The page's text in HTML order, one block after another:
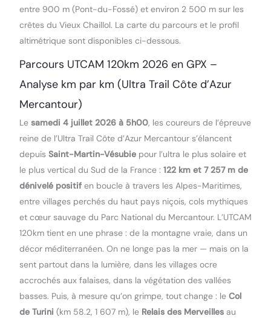
entre 900 m (Pont-du-Fossé) et environ 2 500 m sur les
crêtes du Vieux Chaillol. La carte du parcours et le profil
altimétrique sont disponibles ci-dessous.
Parcours UTCAM 120km 2026 en GPX –
Analyse km par km (Ultra Trail Côte d’Azur
Mercantour)
Le samedi 4 juillet 2026 à 5h00, les coureurs de l’épreuve
reine de l’Ultra Trail Côte d’Azur Mercantour s’élancent
depuis Saint-Martin-Vésubiepour l’ultra le plus solaire et
le plus vertical du Sud de la France : 122 km et 7 257 m de
dénivelé positifen boucle à travers les Alpes-Maritimes,
entre villages perchés du haut pays niçois, cols mythiques
et cœur sauvage du Parc National du Mercantour. L’UTCAM
120km tient en une phrase : de la montagne vraie, dans un
décor méditerranéen. On ne longe pas la mer — mais on la
sent partout dans la lumière, dans les villages ocre
accrochés aux falaises, dans la végétation des vallées
basses. Puis, à mesure qu’on grimpe, tout change : le Col
de Turini(km 58.2, 1 607 m), le Relais des Merveillesau